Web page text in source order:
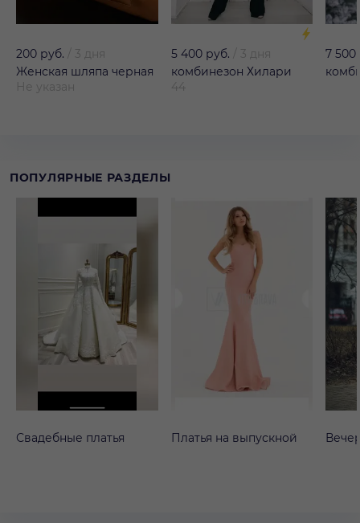
200 руб.
3 дня
Женская шляпа черная
Не указан
5 400 руб.
3 дня
комбинезон Хилари
44
7 500
ПОПУЛЯРНЫЕ РАЗДЕЛЫ
Свадебные платья Платья на выпускной